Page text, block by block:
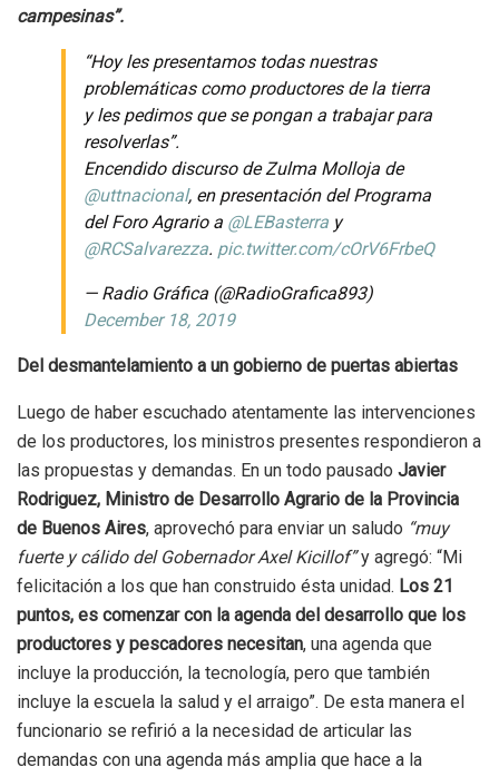
campesinas”.
“Hoy les presentamos todas nuestras
problemáticas como productores de la tierra
y les pedimos que se pongan a trabajar para
resolverlas”.
Encendido discurso de Zulma Molloja de
@uttnacional, en presentación del Programa
del Foro Agrario a @LEBasterra y
@RCSalvarezza. pic.twitter.com/cOrV6FrbeQ
— Radio Gráfica (@RadioGrafica893)
December 18, 2019
Del desmantelamiento a un gobierno de puertas abiertas
Luego de haber escuchado atentamente las intervenciones
de los productores, los ministros presentes respondieron a
las propuestas y demandas. En un todo pausado Javier
Rodriguez, Ministro de Desarrollo Agrario de la Provincia
de Buenos Aires, aprovechó para enviar un saludo “muy
fuerte y cálido del Gobernador Axel Kicillof”y agregó: “Mi
felicitación a los que han construido ésta unidad. Los 21
puntos, es comenzar con la agenda del desarrollo que los
productores y pescadores necesitan, una agenda que
incluye la producción, la tecnología, pero que también
incluye la escuela la salud y el arraigo”. De esta manera el
funcionario se refirió a la necesidad de articular las
demandas con una agenda más amplia que hace a la